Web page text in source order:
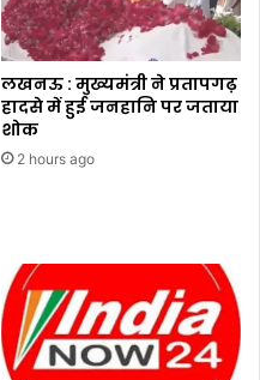
लखनऊ : मुख्यमंत्री ने प्रतापगढ़
हादसे में हुई जनहानि पर जताया
शोक
2 hours ago